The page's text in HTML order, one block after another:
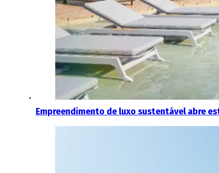
Empreendimento de luxo sustentável abre